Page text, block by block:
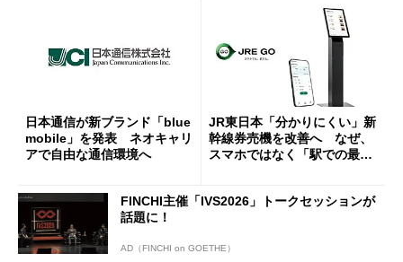
日本通信が新ブランド「blue
mobile」を発表 ネオキャリ
アで自由な通信環境へ
JR東日本「分かりにくい」新
幹線券売機を改善へ なぜ、
スマホではなく「駅での最短
FINCHI主催「IVS2026」トークセッションが
話題に！
AD（FINCHI on GOETHE）